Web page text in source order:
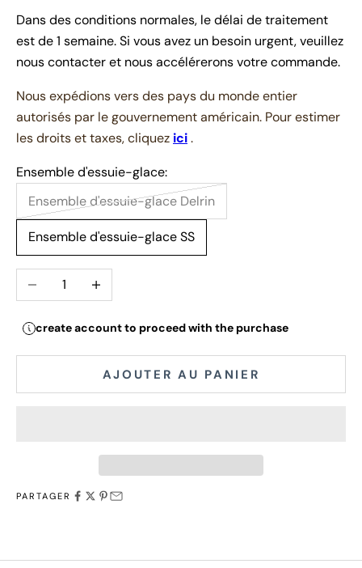
Dans des conditions normales, le délai de traitement
est de 1 semaine. Si vous avez un besoin urgent, veuillez
nous contacter et nous accélérerons votre commande.
Nous expédions vers des pays du monde entier
autorisés par le gouvernement américain. Pour estimer
les droits et taxes, cliquez ici.
Ensemble d'essuie-glace:
Ensemble d'essuie-glace Delrin
Ensemble d'essuie-glace SS
Diminuer la quantitéAugmenter la quantité
create account to proceed with the purchase
AJOUTER AU PANIER
PARTAGER